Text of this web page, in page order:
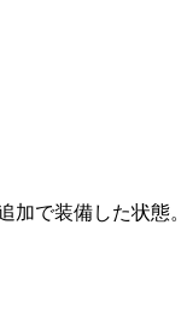
で装備した状態。